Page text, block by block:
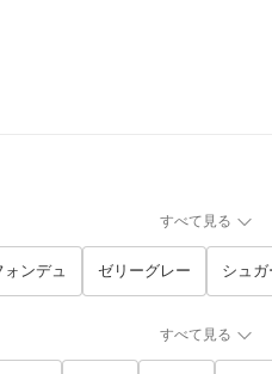
すべて見る
ォンデュ ゼリーグレー シュ
すべて見る